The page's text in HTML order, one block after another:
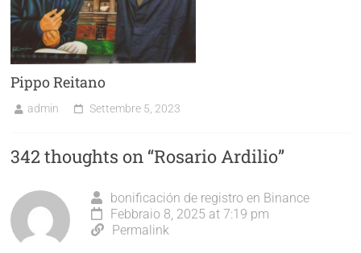
Pippo Reitano
admin Settembre 5, 2023
342 thoughts on “Rosario Ardilio”
bonificación de registro en Binance
Febbraio 8, 2025 at 7:19 pm
Permalink